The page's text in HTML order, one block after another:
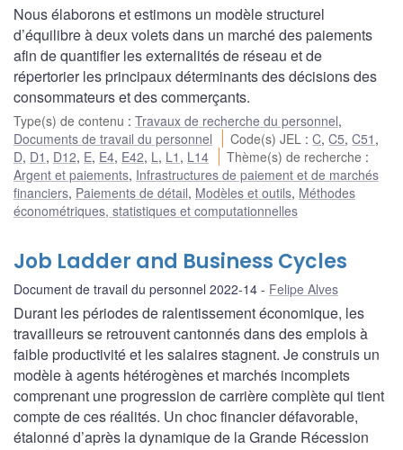
Nous élaborons et estimons un modèle structurel
d’équilibre à deux volets dans un marché des paiements
afin de quantifier les externalités de réseau et de
répertorier les principaux déterminants des décisions des
consommateurs et des commerçants.
Type(s) de contenu : Travaux de recherche du personnel,
Documents de travail du personnel
Code(s) JEL :C,C5,C51 ,
D, D1 , D12, E, E4, E42, L , L1 , L14 Thème(s) de recherche :
Argent et paiements, Infrastructures de paiement et de marchés
financiers, Paiements de détail, Modèles et outils, Méthodes
économétriques, statistiques et computationnelles
Job Ladder and Business Cycles
Document de travail du personnel 2022-14 Felipe Alves
Durant les périodes de ralentissement économique, les
travailleurs se retrouvent cantonnés dans des emplois à
faible productivité et les salaires stagnent. Je construis un
modèle à agents hétérogènes et marchés incomplets
comprenant une progression de carrière complète qui tient
compte de ces réalités. Un choc financier défavorable,
étalonné d’après la dynamique de la Grande Récession